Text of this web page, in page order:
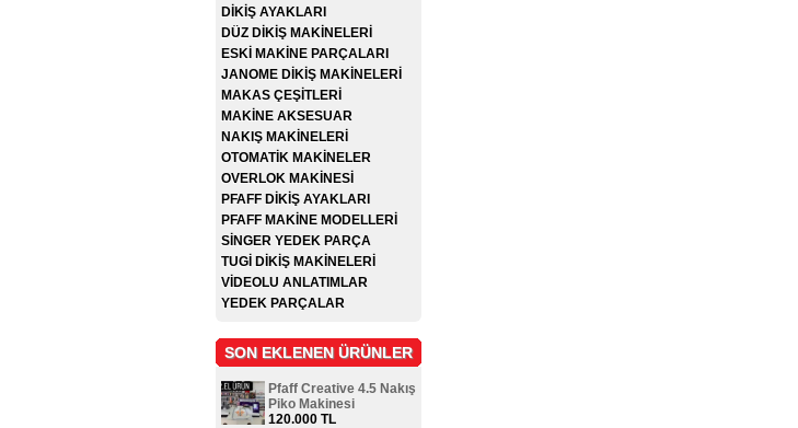
DİKİŞ AYAKLARI
DÜZ DİKİŞ MAKİNELERİ
ESKİ MAKİNE PARÇALARI
JANOME DİKİŞ MAKİNELERİ
MAKAS ÇEŞİTLERİ
MAKİNE AKSESUAR
NAKIŞ MAKİNELERİ
OTOMATİK MAKİNELER
OVERLOK MAKİNESİ
PFAFF DİKİŞ AYAKLARI
PFAFF MAKİNE MODELLERİ
SİNGER YEDEK PARÇA
TUGİ DİKİŞ MAKİNELERİ
VİDEOLU ANLATIMLAR
YEDEK PARÇALAR
SON EKLENEN ÜRÜNLER
Pfaff Creative 4.5 Nakış
Piko Makinesi
120.000 TL